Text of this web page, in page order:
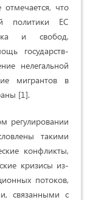
что
политики ЕС
и свобод,
государств-
нелегальной
мигрантов в
[1].
регулировании
такими
конфликты,
кризисы из-
потоков,
связанными с